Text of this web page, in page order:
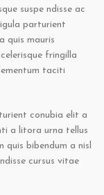
suspe ndisse ac
parturient
quis mauris
fringilla
taciti
conubia elit a
a litora urna tellus
bibendum a nisl
cursus vitae